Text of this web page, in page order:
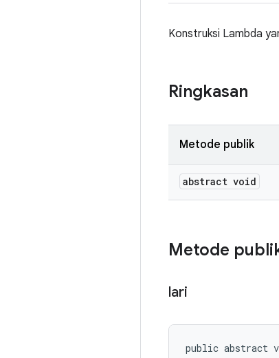
Konstruksi Lambda
Ringkasan
Metode publik
abstract void
Metode
lari
public abstract